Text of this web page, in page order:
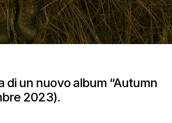
di un nuovo album “Autumn
2023).